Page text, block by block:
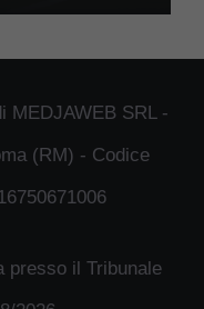
MEDJAWEB SRL -
(RM) - Codice
presso il Tribunale